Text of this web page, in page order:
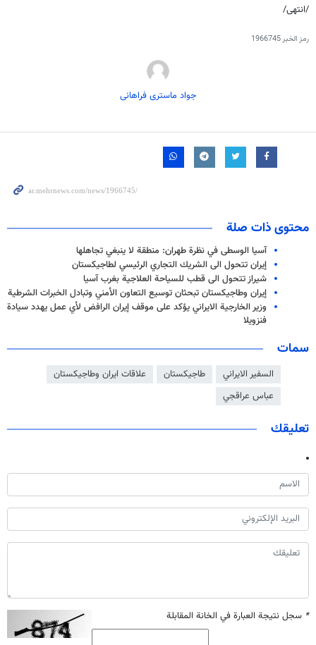
/انتهى/
رمز الخبر1966745
جواد ماستری فراهانی
محتوى ذات صلة
آسيا الوسطى في نظرة طهران: منطقة لا ينبغي تجاهلها
إيران تتحول الى الشريك التجاري الرئيسي لطاجيكستان
شيراز تتحول الى قطب للسياحة العلاجية بغرب آسيا
إيران وطاجيكستان تبحثان توسيع التعاون الأمني وتبادل الخبرات الشرطية
وزير الخارجية الايراني يؤكد على موقف إيران الرافض لأي عمل يهدد سيادة
فنزويلا
سمات
السفير الايراني طاجيكستان
علاقات ايران وطاجيكستان
عباس عراقجي
تعليقك
* سجل نتيجة العبارة في الخانة المقابلة